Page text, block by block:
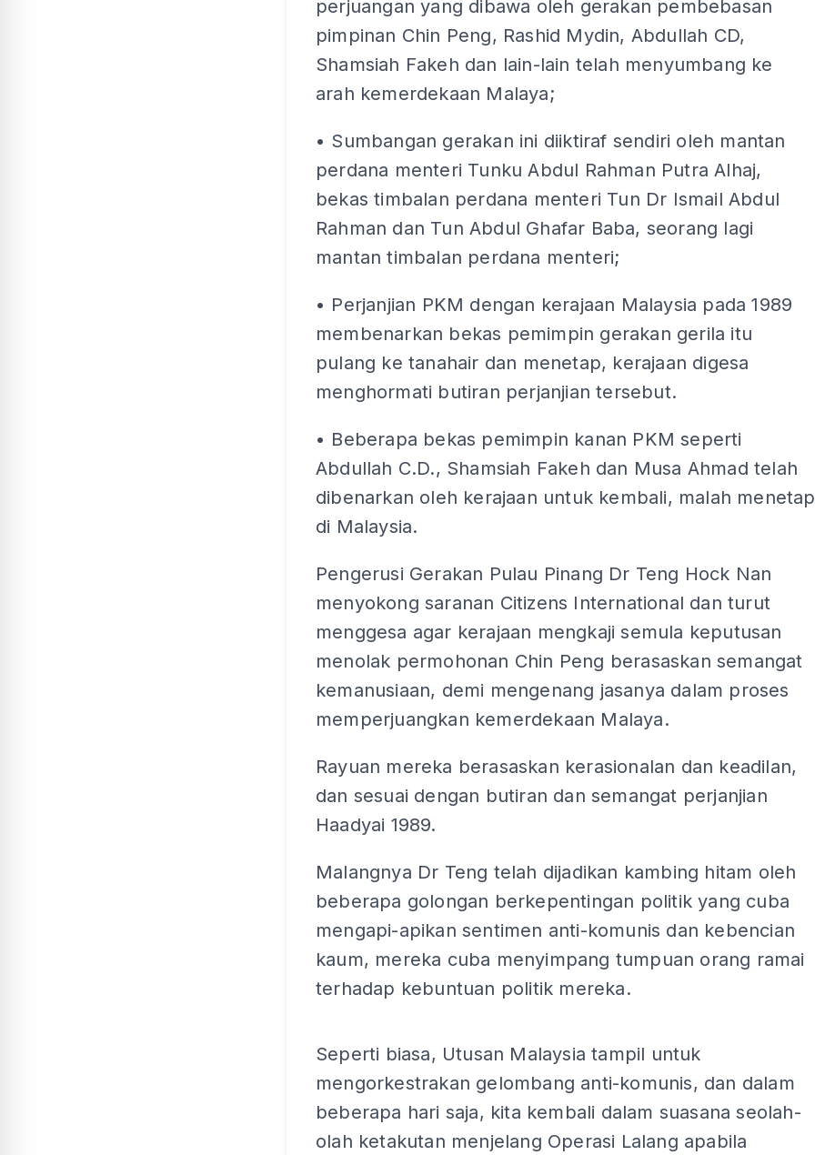
perjuangan yang dibawa oleh gerakan pembebasan
pimpinan Chin Peng, Rashid Mydin, Abdullah CD,
Shamsiah Fakeh dan lain-lain telah menyumbang ke
arah kemerdekaan Malaya;
• Sumbangan gerakan ini diiktiraf sendiri oleh mantan
perdana menteri Tunku Abdul Rahman Putra Alhaj,
bekas timbalan perdana menteri Tun Dr Ismail Abdul
Rahman dan Tun Abdul Ghafar Baba, seorang lagi
mantan timbalan perdana menteri;
• Perjanjian PKM dengan kerajaan Malaysia pada 1989
membenarkan bekas pemimpin gerakan gerila itu
pulang ke tanahair dan menetap, kerajaan digesa
menghormati butiran perjanjian tersebut.
• Beberapa bekas pemimpin kanan PKM seperti
Abdullah C.D., Shamsiah Fakeh dan Musa Ahmad telah
dibenarkan oleh kerajaan untuk kembali, malah menetap
di Malaysia.
Pengerusi Gerakan Pulau Pinang Dr Teng Hock Nan
menyokong saranan Citizens International dan turut
menggesa agar kerajaan mengkaji semula keputusan
menolak permohonan Chin Peng berasaskan semangat
kemanusiaan, demi mengenang jasanya dalam proses
memperjuangkan kemerdekaan Malaya.
Rayuan mereka berasaskan kerasionalan dan keadilan,
dan sesuai dengan butiran dan semangat perjanjian
Haadyai 1989.
Malangnya Dr Teng telah dijadikan kambing hitam oleh
beberapa golongan berkepentingan politik yang cuba
mengapi-apikan sentimen anti-komunis dan kebencian
kaum, mereka cuba menyimpang tumpuan orang ramai
terhadap kebuntuan politik mereka.
Seperti biasa, Utusan Malaysia tampil untuk
mengorkestrakan gelombang anti-komunis, dan dalam
beberapa hari saja, kita kembali dalam suasana seolah-
olah ketakutan menjelang Operasi Lalang apabila